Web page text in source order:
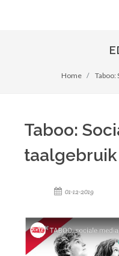
Home Taboo:
Taboo:
taalgebruik
01-12-2019